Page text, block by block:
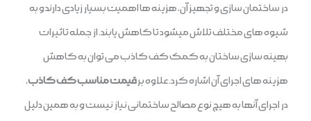
در ساختمان سازی و تجهیز آن، هزینه ها اهمیت بسیار زیادی دارند و به
شیوه های مختلف تلاش میشود تا کاهش یابند. از جمله تاثیرات
بهینه سازی ساختان به کمک کف کاذب می توان به کاهش
هزینه های اجرای آن اشاره کرد. علاوه برقیمت مناسب کف کاذب،
در اجرای آنها به هیچ نوع مصالح ساختمانی نیاز نیست و به همین دلیل